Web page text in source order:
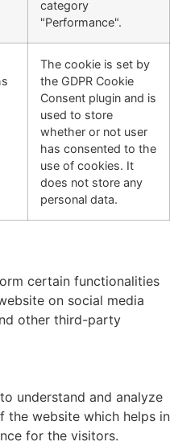
category
"Performance".
The cookie is set by
the GDPR Cookie
Consent plugin and is
used to store
whether or not user
has consented to the
use of cookies. It
does not store any
personal data.
certain functionalities
on social media
other third-party
understand and analyze
the website which helps in
for the visitors.